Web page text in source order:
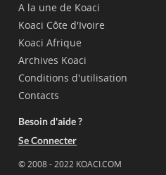
A la une de Koaci
Koaci Côte d'Ivoire
Koaci Afrique
Archives Koaci
Conditions d'utilisation
Contacts
Besoin d'aide ?
Se Connecter
© 2008 - 2022 KOACI.COM